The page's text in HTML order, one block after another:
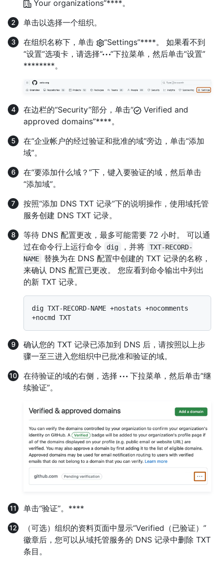
Your organizations”****。
单击以选择一个组织。
在组织名称下，单击
“Settings”****。 如果看不到
“设置”选项卡，请选择“
”下拉菜单，然后单击“设置”
********。
在边栏的“Security”部分，单击“
Verified and
approved domains”****。
在“企业帐户的经过验证和批准的域”旁边，单击“添加
域”。
在“要添加什么域？”下，键入要验证的域，然后单击
“添加域”。
按照“添加 DNS TXT 记录”下的说明操作，使用域托管
服务创建 DNS TXT 记录。
等待 DNS 配置更改，最多可能需要 72 小时。 可以通
过在命令行上运行命令
dig ，并将
TXT-RECORD-
NAME
替换为在 DNS 配置中创建的 TXT 记录的名称，
来确认 DNS 配置已更改。 您应看到命令输出中列出
的新 TXT 记录。
dig TXT-RECORD-NAME +nostats +nocomments
确认您的 TXT 记录已添加到 DNS 后，请按照以上步
骤一至三进入您组织中已批准和验证的域。
在待验证的域的右侧，选择
下拉菜单，然后单击“继
续验证”。
单击“验证”。****
（可选）组织的资料页面中显示“Verified（已验证）”
徽章后，您可以从域托管服务的 DNS 记录中删除 TXT
条目。